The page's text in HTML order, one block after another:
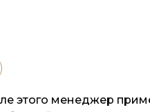
этого менеджер